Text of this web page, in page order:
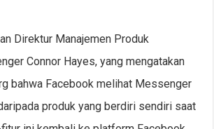
Direktur Manajemen Produk
Connor Hayes, yang mengatakan
bahwa Facebook melihat Messenger
produk yang berdiri sendiri saat